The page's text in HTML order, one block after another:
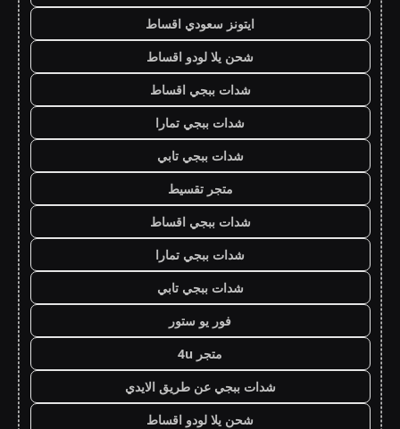
ايتونز سعودي اقساط
شحن يلا لودو اقساط
شدات ببجي اقساط
شدات ببجي تمارا
شدات ببجي تابي
متجر تقسيط
شدات ببجي اقساط
شدات ببجي تمارا
شدات ببجي تابي
فور يو ستور
متجر 4u
شدات ببجي عن طريق الايدي
شحن يلا لودو اقساط